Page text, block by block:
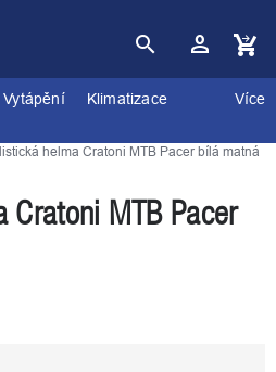
Nákupní
košík
Vytápění Klimatizace Více
helma Cratoni MTB Pacer bílá matná
Cratoni MTB Pacer